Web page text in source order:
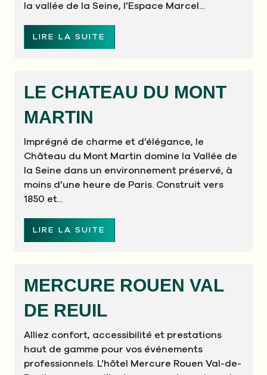
la vallée de la Seine, l’Espace Marcel...
LIRE LA SUITE
LE CHATEAU DU MONT
MARTIN
Imprégné de charme et d’élégance, le
Château du Mont Martin domine la Vallée de
la Seine dans un environnement préservé, à
moins d’une heure de Paris. Construit vers
1850 et...
LIRE LA SUITE
MERCURE ROUEN VAL
DE REUIL
Alliez confort, accessibilité et prestations
haut de gamme pour vos événements
professionnels. L’hôtel Mercure Rouen Val-de-